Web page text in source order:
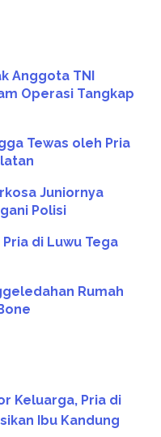
Anggota TNI
Operasi Tangkap
Tewas oleh Pria
Juniornya
Polisi
di Luwu Tega
Rumah
Keluarga, Pria di
Ibu Kandung